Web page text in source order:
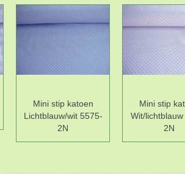
Mini stip katoen
Lichtblauw/wit 5575-
2N
Mini stip
Wit/
2N